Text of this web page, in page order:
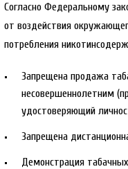
Согласно Федеральному
от воздействия
потребления
Запрещена продажа
несовершеннолетним
удостоверяющий
Запрещена
Демонстрация